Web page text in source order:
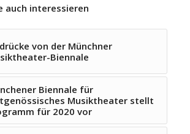
auch interessieren
von der Münchner
Biennale
Biennale für
Musiktheater stellt
für 2020 vor